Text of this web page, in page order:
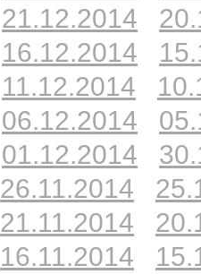
21.12.2014
16.12.2014
11.12.2014
06.12.2014
01.12.2014
26.11.2014
21.11.2014
16.11.2014